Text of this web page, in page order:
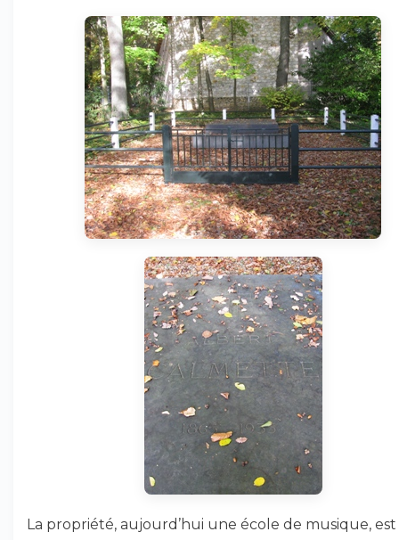
La propriété, aujourd’hui une école de musique, est